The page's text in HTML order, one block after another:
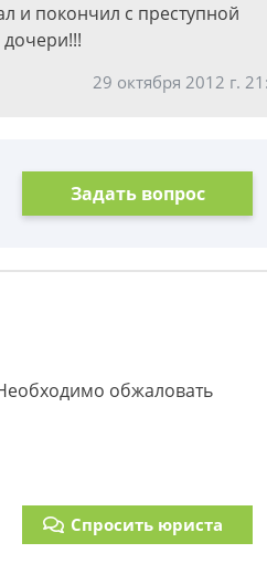
и покончил с преступной
29 октября 2012 г.
Задать вопрос
обжаловать
Спросить юриста